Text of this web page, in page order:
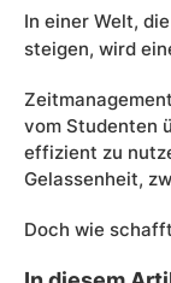
In einer Welt,
steigen, wird
vom Studenten
effizient zu
Gelassenheit,
Doch wie